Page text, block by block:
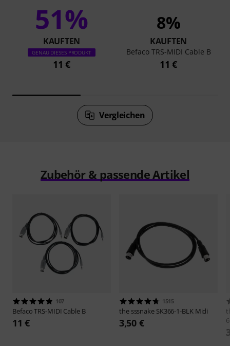
51%
KAUFTEN
GENAU DIESES PRODUKT
11 €
8%
KAUFTEN
Befaco TRS-MIDI Cable B
11 €
Vergleichen
Zubehör & passende Artikel
107
BefacoTRS-MIDI Cable B
11 €
1515
the sssnake SK366-1-BLK Midi
3,50 €